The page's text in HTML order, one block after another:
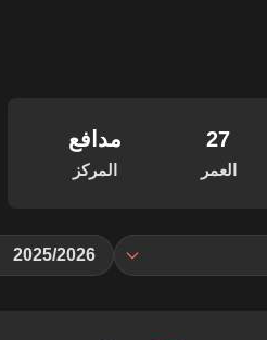
27
العمر
مدافع
المركز
2025/2026